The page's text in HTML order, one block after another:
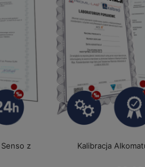
z
Kalibracja